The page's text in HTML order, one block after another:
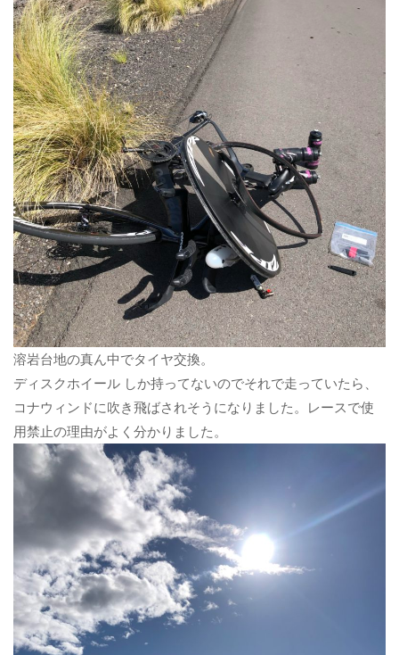
溶岩台地の真ん中でタイヤ交換。
ディスクホイール しか持ってないのでそれで走っていたら、
コナウィンドに吹き飛ばされそうになりました。レースで使
用禁止の理由がよく分かりました。